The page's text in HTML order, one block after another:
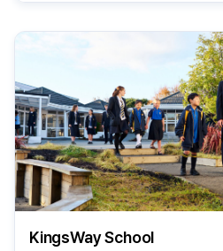
KingsWay School